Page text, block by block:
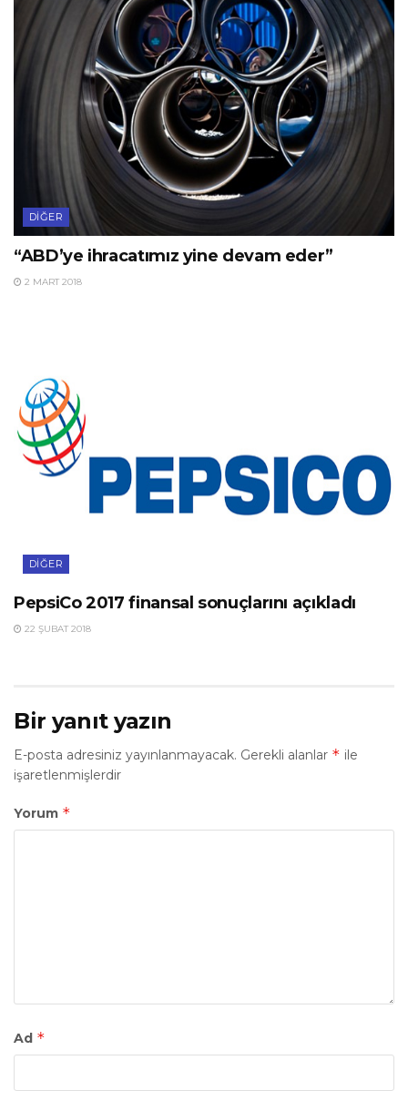
DIĞER
“ABD’ye ihracatımız yine devam eder”
2 MART 2018
DIĞER
PepsiCo 2017 finansal sonuçlarını açıkladı
22 ŞUBAT 2018
Bir yanıt yazın
E-posta adresiniz yayınlanmayacak. Gerekli alanlar * ile
işaretlenmişlerdir
Yorum *
Ad *